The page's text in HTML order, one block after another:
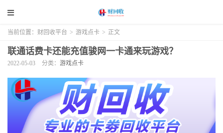
当前位置： 财回收平台 > 游戏点卡 > 正文
联通话费卡还能充值骏网一卡通来玩游戏？
2022-05-03 分类： 游戏点卡